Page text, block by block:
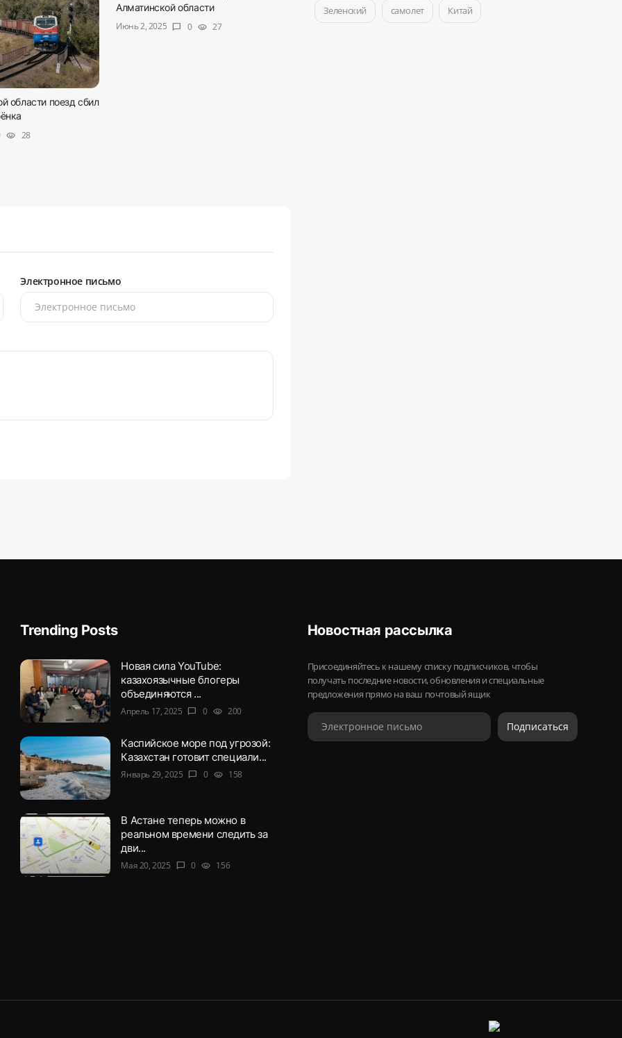
области поезд сбил
visibility 28
Алматинской области
Июнь 2, 2025
chat_bubble 0 visibility 27
Электронное письмо
Зеленский самолет Китай
Trending Posts
Новая сила YouTube:
казахоязычные блогеры
объединяются ...
Апрель 17, 2025 chat_bubble 0 visibility 200
Каспийское море под угрозой:
Казахстан готовит специали...
Январь 29, 2025 chat_bubble 0 visibility 158
В Астане теперь можно в
реальном времени следить за
дви...
Мая 20, 2025 chat_bubble 0 visibility 156
Новостная рассылка
Присоединяйтесь к нашему списку подписчиков, чтобы
получать последние новости, обновления и специальные
предложения прямо на ваш почтовый ящик
Подписаться